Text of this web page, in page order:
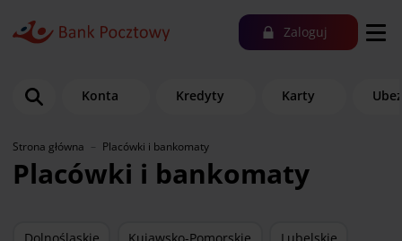
Zaloguj
Konta Kredyty Karty
Strona główna Placówki i bankomaty
Placówki i bankomaty
Dolnośląskie Kujawsko-Pomorskie Lubelskie